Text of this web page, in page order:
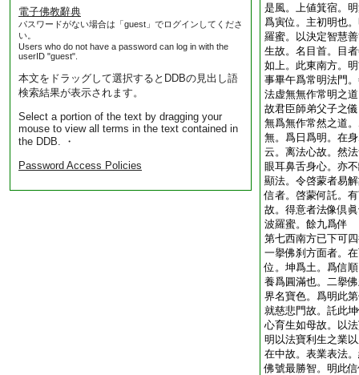
電子佛教辭典
パスワードがない場合は「guest」でログインしてくださ
い。
Users who do not have a password can log in with the
userID "guest".
本文をドラッグして選択するとDDBの見出し語
検索結果が表示されます。
Select a portion of the text by dragging your
mouse to view all terms in the text contained in
the DDB. ・
Password Access Policies
是風。上値箕宿。
爲寅位。主初明也
羅蜜。以決定智慧
生故。名目首。目
如上。此東南方。
事畢午爲常明法門
法虚無無作常明之
故君臣師弟父子之
無爲無作常然之道
無。爲日爲明。在
云。离法心故。然
眼耳鼻舌身心。亦
顯法。令啓蒙者易
信者。啓蒙何託。
故。得意者法像倶
波羅蜜。餘九爲伴
第七西南方已下可
一擧佛刹方面者。
位。坤爲土。爲信
養爲圓滿也。二擧
界名寶色。爲明此
就慈悲門故。託此
心育生如母故。以
明以法寶利生之業
在中故。表業表法
佛號最勝智。明此